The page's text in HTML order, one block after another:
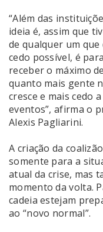
“Além das
ideia é, assim que
de qualquer um
cedo possível, é
receber o máximo
quanto mais gente
cresce e mais cedo
eventos”, afirma o
Alexis Pagliarini.
A criação da
somente para a
atual da crise, mas
momento da volta.
cadeia estejam
ao “novo normal”.